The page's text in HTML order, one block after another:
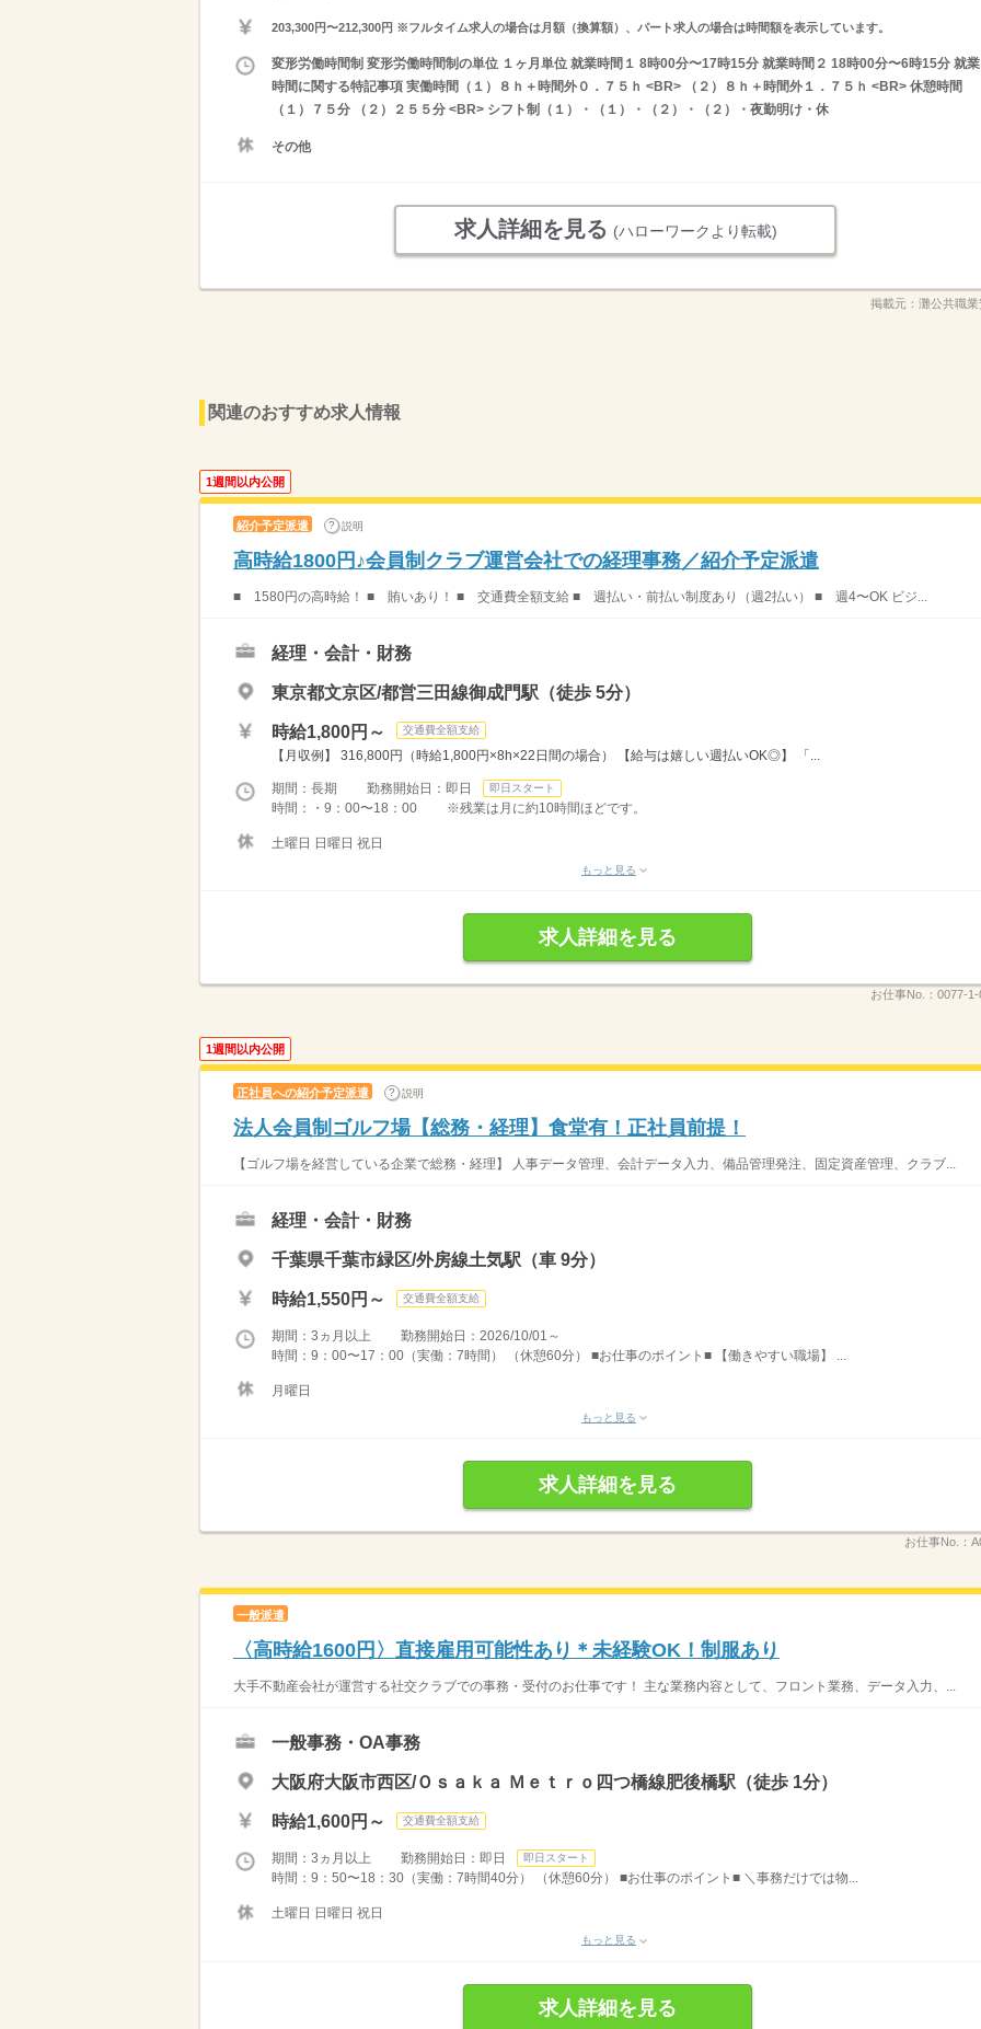
203,300円〜212,300円 ※フルタイム求人の場合は月額（換算額）、パート求人の場合は時間額を表示しています。
変形労働時間制 変形労働時間制の単位 １ヶ月単位 就業時間１ 8時00分〜17時15分 就業時間２ 18時00分〜6時15分 就業
時間に関する特記事項 実働時間（１）８ｈ＋時間外０．７５ｈ <BR> （２）８ｈ＋時間外１．７５ｈ <BR> 休憩時間
（１）７５分 （２）２５５分 <BR> シフト制（１）・（１）・（２）・（２）・夜勤明け・休
その他
求人詳細を見る (ハローワークより転載)
掲載元： 灘公共職
関連のおすすめ求人情報
1週間以内公開
紹介予定派遣 説明
高時給1800円♪会員制クラブ運営会社での経理事務／紹介予定派遣
■ 1580円の高時給！ ■ 賄いあり！ ■ 交通費全額支給 ■ 週払い・前払い制度あり（週2払い） ■ 週4〜OK ビジ...
経理・会計・財務
東京都文京区/都営三田線御成門駅（徒歩 5分）
時給1,800円～ 交通費全額支給
【月収例】 316,800円（時給1,800円×8h×22日間の場合） 【給与は嬉しい週払いOK◎】 「...
期間：長期 勤務開始日：即日 即日スタート
時間：・9：00〜18：00 ※残業は月に約10時間ほどです。
土曜日 日曜日 祝日
もっと見る
求人詳細を見る
お仕事No.： 0077-1-
1週間以内公開
正社員への紹介予定派遣 説明
法人会員制ゴルフ場【総務・経理】食堂有！正社員前提！
【ゴルフ場を経営している企業で総務・経理】 人事データ管理、会計データ入力、備品管理発注、固定資産管理、クラブ...
経理・会計・財務
千葉県千葉市緑区/外房線土気駅（車 9分）
時給1,550円～ 交通費全額支給
期間：3ヵ月以上 勤務開始日：2026/10/01～
時間：9：00〜17：00（実働：7時間） （休憩60分） ■お仕事のポイント■ 【働きやすい職場】 ...
月曜日
もっと見る
求人詳細を見る
お仕事No.：
一般派遣
〈高時給1600円〉直接雇用可能性あり＊未経験OK！制服あり
大手不動産会社が運営する社交クラブでの事務・受付のお仕事です！ 主な業務内容として、フロント業務、データ入力、...
一般事務・OA事務
大阪府大阪市西区/Ｏｓａｋａ Ｍｅｔｒｏ四つ橋線肥後橋駅（徒歩 1分）
時給1,600円～ 交通費全額支給
期間：3ヵ月以上 勤務開始日：即日 即日スタート
時間：9：50〜18：30（実働：7時間40分） （休憩60分） ■お仕事のポイント■ ＼事務だけでは物...
土曜日 日曜日 祝日
もっと見る
求人詳細を見る